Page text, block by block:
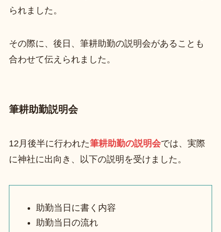
られました。
その際に、後日、筆耕助勤の説明会があることも
合わせて伝えられました。
筆耕助勤説明会
12月後半に行われた筆耕助勤の説明会では、実際
に神社に出向き、以下の説明を受けました。
助勤当日に書く内容
助勤当日の流れ